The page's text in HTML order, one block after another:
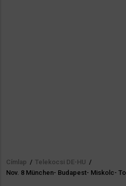
Morzsa
Címlap / Telekocsi DE-HU /
Nov. 8 München- Budapest- Miskolc-